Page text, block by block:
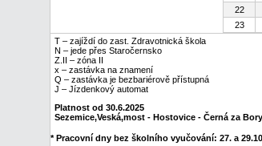
22
23
T – zajíždí do zast. Zdravotnická škola
N – jede přes Staročernsko
Z.II – zóna II
x – zastávka na znamení
Q – zastávka je bezbariérově přístupná
J – Jízdenkový automat
Platnost od 30.6.2025
Sezemice,Veská,most - Hostovice - Černá za
* Pracovní dny bez školního vyučování: 27. a